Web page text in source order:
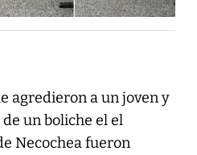
agredieron a un joven y
un boliche el el
Necochea fueron